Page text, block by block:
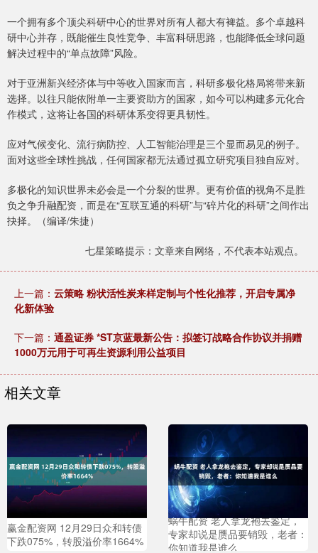
一个拥有多个顶尖科研中心的世界对所有人都大有裨益。多个卓越科
研中心并存，既能催生良性竞争、丰富科研思路，也能降低全球问题
解决过程中的“单点故障”风险。
对于亚洲新兴经济体与中等收入国家而言，科研多极化格局将带来新
选择。以往只能依附单一主要资助方的国家，如今可以构建多元化合
作模式，这将让各国的科研体系变得更具韧性。
应对气候变化、流行病防控、人工智能治理是三个显而易见的例子。
面对这些全球性挑战，任何国家都无法通过孤立研究项目独自应对。
多极化的知识世界未必会是一个分裂的世界。更有价值的视角不是胜
负之争升融配资，而是在“互联互通的科研”与“碎片化的科研”之间作出
抉择。（编译/朱捷）
七星策略提示：文章来自网络，不代表本站观点。
上一篇： 云策略 粉状活性炭来样定制与个性化推荐，开启专属净
化新体验
下一篇： 通盈证券 *ST京蓝最新公告：拟签订战略合作协议并捐赠
1000万元用于可再生资源利用公益项目
相关文章
赢金配资网 12月29日众和转债
下跌075%，转股溢价率1664%
蜗牛配资 老人拿龙袍去鉴定，
专家却说是赝品要销毁，老者：
你知道我是谁么